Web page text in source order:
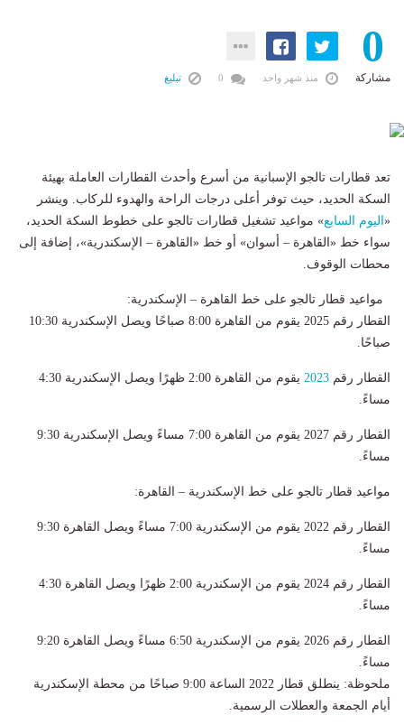
0
مشاركة منذ شهر واحد تبليغ
تعد قطارات تالجو الإسبانية من أسرع وأحدث القطارات العاملة بهيئة
السكة الحديد، حيث توفر أعلى درجات الراحة والهدوء للركاب. وينشر
«اليوم السابع» مواعيد تشغيل قطارات تالجو على خطوط السكة الحديد،
سواء خط «القاهرة – أسوان» أو خط «القاهرة – الإسكندرية»، إضافة إلى
محطات الوقوف.
مواعيد قطار تالجو على خط القاهرة – الإسكندرية:
القطار رقم 2025 يقوم من القاهرة 8:00 صباحًا ويصل الإسكندرية 10:30
صباحًا.
القطار رقم 2023
يقوم من القاهرة 2:00 ظهرًا ويصل الإسكندرية 4:30
مساءً.
القطار رقم 2027 يقوم من القاهرة 7:00 مساءً ويصل الإسكندرية 9:30
مساءً.
مواعيد قطار تالجو على خط الإسكندرية – القاهرة:
القطار رقم 2022 يقوم من الإسكندرية 7:00 مساءً ويصل القاهرة 9:30
مساءً.
القطار رقم 2024 يقوم من الإسكندرية 2:00 ظهرًا ويصل القاهرة 4:30
مساءً.
القطار رقم 2026 يقوم من الإسكندرية 6:50 مساءً ويصل القاهرة 9:20
مساءً.
ملحوظة: ينطلق قطار 2022 الساعة 9:00 صباحًا من محطة الإسكندرية
أيام الجمعة والعطلات الرسمية.